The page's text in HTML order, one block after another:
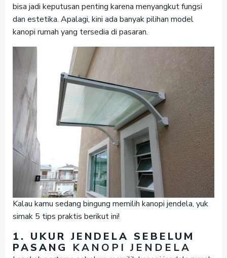
bisa jadi keputusan penting karena menyangkut fungsi
dan estetika. Apalagi, kini ada banyak pilihan model
kanopi rumah yang tersedia di pasaran.
Kalau kamu sedang bingung memilih kanopi jendela, yuk
simak 5 tips praktis berikut ini!
1. UKUR JENDELA SEBELUM
PASANG KANOPI JENDELA